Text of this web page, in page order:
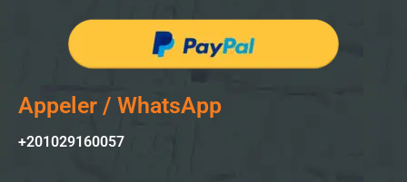
Appeler / WhatsApp
+201029160057